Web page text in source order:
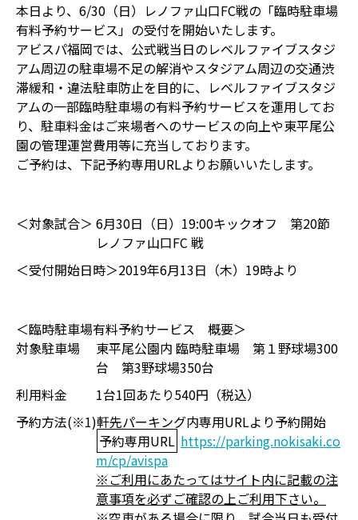
本日より、6/30（日）レノファ山口FC戦の「臨時駐車場
有料予約サービス」の受付を開始いたします。
アビスパ福岡では、公式戦当日のレベルファイブスタジ
アム周辺の駐車場不足の解消やスタジアム周辺の交通渋
滞緩和・違法駐車防止を目的に、レベルファイブスタジ
アムの一部臨時駐車場の有料予約サービスを運用してお
り、駐車料金はご来場者へのサービスの向上や東平尾公
園の管理運営費用等に充当しております。
ご予約は、下記予約専用URLよりお願いいたします。
＜対象試合＞ 6月30日（日）19:00キックオフ 第20節
レノファ山口FC 戦
＜受付開始日時＞2019年6月13日（木）19時より
＜臨時駐車場有料予約サービス 概要＞
対象駐車場
東平尾公園内 臨時駐車場 第１野球場300
台 第3野球場350台
利用料金
1台1回あたり540円（税込）
予約方法(※1)軒先パーキング内専用URLより予約開始
予約専用URL https://parking.nokisaki.co
m/cp/avispa
※ご利用にあたってはサイト内に記載の注
意事項を必ずご確認の上ご利用下さい。